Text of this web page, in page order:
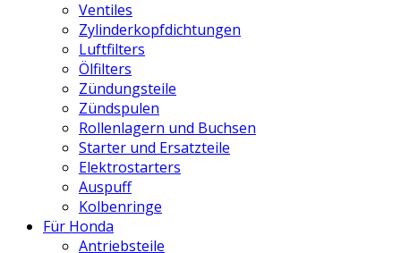
Ventiles
Zylinderkopfdichtungen
Luftfilters
Ölfilters
Zündungsteile
Zündspulen
Rollenlagern und Buchsen
Starter und Ersatzteile
Elektrostarters
Auspuff
Kolbenringe
Für Honda
Antriebsteile